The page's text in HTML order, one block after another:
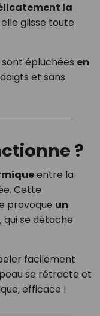
la
glisse toute
épluchées en
et sans
?
entre la
Cette
provoque un
, qui se détache
facilement
se rétracte et
efficace !